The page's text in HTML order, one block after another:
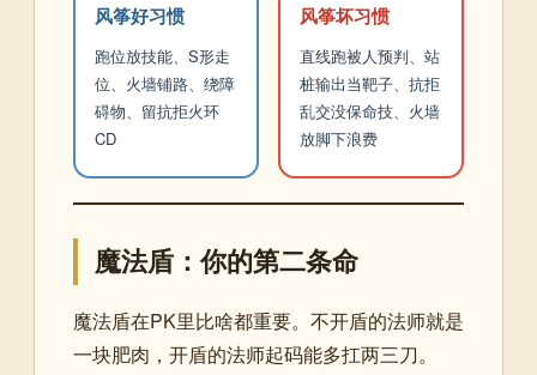
风筝好习惯
跑位放技能、S形走
位、火墙铺路、绕障
碍物、留抗拒火环
CD
风筝坏习惯
直线跑被人预判、站
桩输出当靶子、抗拒
乱交没保命技、火墙
放脚下浪费
魔法盾：你的第二条命
魔法盾在PK里比啥都重要。不开盾的法师就是
一块肥肉，开盾的法师起码能多扛两三刀。